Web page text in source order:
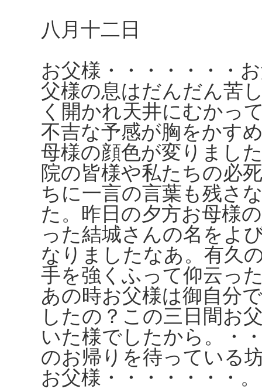
八月十二日
お父様・・・・・・・
父様の息はだんだん苦
く開かれ天井にむかっ
不吉な予感が胸をかす
母様の顔色が変りまし
院の皆様や私たちの必
ちに一言の言葉も残さ
た。昨日の夕方お母様
った結城さんの名をよ
なりましたなあ。有久
手を強くふって仰云っ
あの時お父様は御自分
したの？この三日間お
いた様でしたから。・
のお帰りを待っている
お父様・・・・・・・。